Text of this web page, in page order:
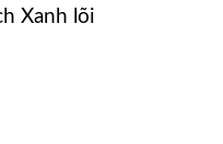
Xanh lõi